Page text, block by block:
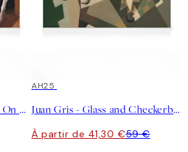
Cyprián Majerník - Riders On Horses Toile
30%*
AH25
Juan Gris - Glass and Checkerboard Toile
À partir de 41,30 €59 €